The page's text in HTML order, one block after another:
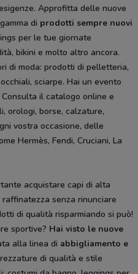
Approfitta delle nuove
di prodotti sempre nuovi
per le tue giornate
bikini e molto altro ancora.
di moda: prodotti di pelletteria,
sciarpe. Hai un evento
il catalogo online e
orologi, borse, calzature,
vostra occasione, delle
Hermès, Fendi, Cruciani, La
acquistare capi di alta
senza rinunciare
di qualità risparmiando si può!
sportive? Hai visto le nuove
alla linea di abbigliamento e
di qualità e stile